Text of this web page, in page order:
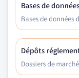
Bases de
Bases de données
Dépôts
Dossiers de